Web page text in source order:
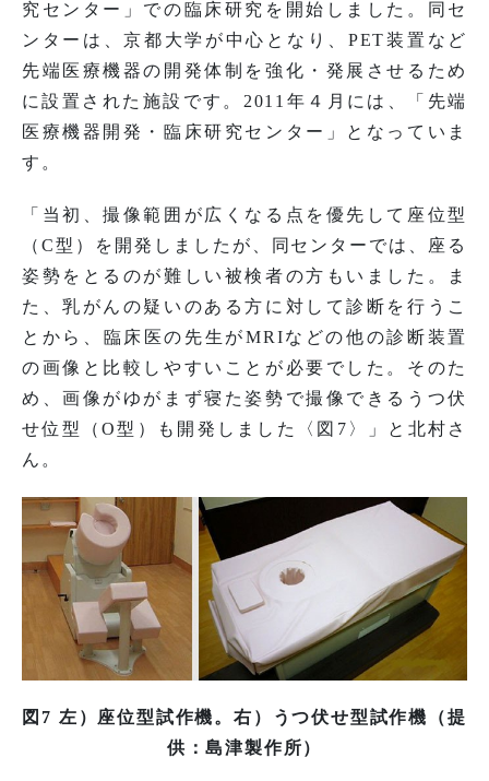
究センター」での臨床研究を開始しました。同セ
ンターは、京都大学が中心となり、PET装置など
先端医療機器の開発体制を強化・発展させるため
に設置された施設です。2011年４月には、「先端
医療機器開発・臨床研究センター」となっていま
す。
「当初、撮像範囲が広くなる点を優先して座位型
（C型）を開発しましたが、同センターでは、座る
姿勢をとるのが難しい被検者の方もいました。ま
た、乳がんの疑いのある方に対して診断を行うこ
とから、臨床医の先生がMRIなどの他の診断装置
の画像と比較しやすいことが必要でした。そのた
め、画像がゆがまず寝た姿勢で撮像できるうつ伏
せ位型（O型）も開発しました〈図7〉」と北村さ
ん。
図7 左）座位型試作機。右）うつ伏せ型試作機（提
供：島津製作所）